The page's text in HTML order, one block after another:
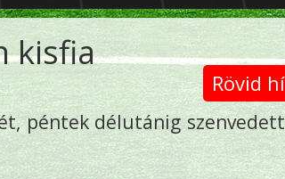
kisfia
Rövid
péntek délutánig szenvedett